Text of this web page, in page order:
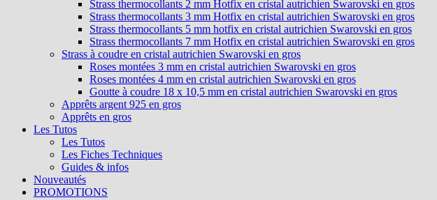
Strass thermocollants 2 mm Hotfix en cristal autrichien Swarovski en gros
Strass thermocollants 3 mm Hotfix en cristal autrichien Swarovski en gros
Strass thermocollants 5 mm hotfix en cristal autrichien Swarovski en gros
Strass thermocollants 7 mm Hotfix en cristal autrichien Swarovski en gros
Strass à coudre en cristal autrichien Swarovski en gros
Roses montées 3 mm en cristal autrichien Swarovski en gros
Roses montées 4 mm en cristal autrichien Swarovski en gros
Goutte à coudre 18 x 10,5 mm en cristal autrichien Swarovski en gros
Apprêts argent 925 en gros
Apprêts en gros
Les Tutos
Les Tutos
Les Fiches Techniques
Guides & infos
Nouveautés
PROMOTIONS